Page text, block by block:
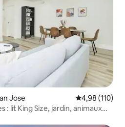
Jose Évaluation
4,98 (110)
: lit King Size, jardin, animaux